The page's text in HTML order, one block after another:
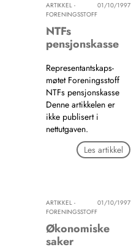
ARTIKKEL -
FORENINGSSTOFF
01/10/1997
NTFs
pensjonskasse
Representantskaps-
møtet Foreningsstoff
NTFs pensjonskasse
Denne artikkelen er
ikke publisert i
nettutgaven.
Les artikkel
ARTIKKEL -
FORENINGSSTOFF
01/10/1997
Økonomiske
saker